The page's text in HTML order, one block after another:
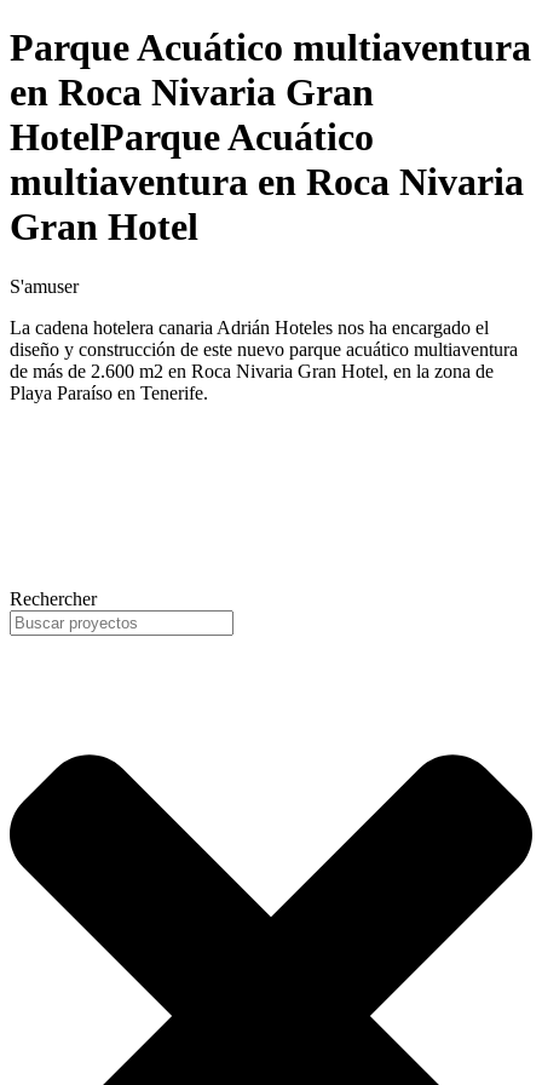
Parque Acuático multiaventura
en Roca Nivaria Gran
HotelParque Acuático
multiaventura en Roca Nivaria
Gran Hotel
S'amuser
La cadena hotelera canaria Adrián Hoteles nos ha encargado el
diseño y construcción de este nuevo parque acuático multiaventura
de más de 2.600 m2 en Roca Nivaria Gran Hotel, en la zona de
Playa Paraíso en Tenerife.
Rechercher